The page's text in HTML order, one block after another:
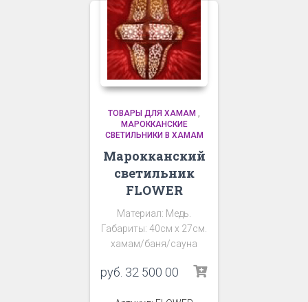
ТОВАРЫ ДЛЯ ХАМАМ ,
МАРОККАНСКИЕ
СВЕТИЛЬНИКИ В ХАМАМ
Марокканский
светильник
FLOWER
Материал: Медь.
Габариты: 40см х 27см.
хамам/баня/сауна
руб. 32 500 00